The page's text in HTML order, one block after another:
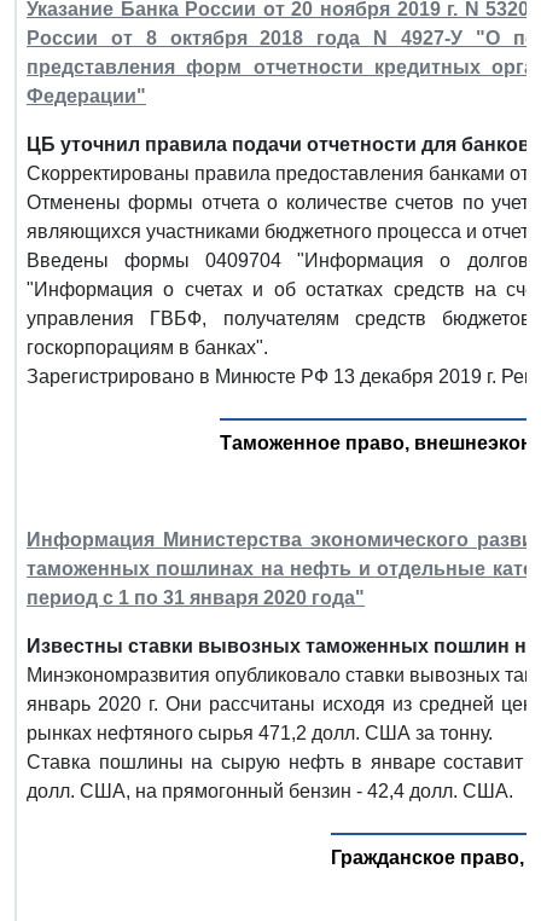
Указание Банка России от 20 ноября 2019 г. N
России от 8 октября 2018 года N 4927-У "О
представления форм отчетности кредитных
Федерации"
ЦБ уточнил правила подачи отчетности для банков.
Скорректированы правила предоставления банками
Отменены формы отчета о количестве счетов по
являющихся участниками бюджетного процесса и отчета
Введены формы 0409704 "Информация о
"Информация о счетах и об остатках средств на
управления ГВБФ, получателям средств
госкорпорациям в банках".
Зарегистрировано в Минюсте РФ 13 декабря 2019 г.
Таможенное право,
Информация Министерства экономического
таможенных пошлинах на нефть и отдельные
период с 1 по 31 января 2020 года"
Известны ставки вывозных таможенных пошлин на
Минэкономразвития опубликовало ставки вывозных
январь 2020 г. Они рассчитаны исходя из средней
рынках нефтяного сырья 471,2 долл. США за тонну.
Ставка пошлины на сырую нефть в январе составит
долл. США, на прямогонный бензин - 42,4 долл. США.
Гражданское право,